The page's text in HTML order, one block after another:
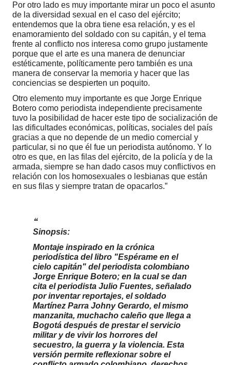
Por otro lado es muy importante mirar un poco el asunto
de la diversidad sexual en el caso del ejército;
entendemos que la obra tiene esa relación, y es el
enamoramiento del soldado con su capitán, y el tema
frente al conflicto nos interesa como grupo justamente
porque que el arte es una manera de denunciar
estéticamente, políticamente pero también es una
manera de conservar la memoria y hacer que las
conciencias se despierten un poquito.
Otro elemento muy importante es que Jorge Enrique
Botero como periodista independiente precisamente
tuvo la posibilidad de hacer este tipo de socialización de
las dificultades económicas, políticas, sociales del país
gracias a que no depende de un medio comercial y
particular, si no que él fue un periodista autónomo. Y lo
otro es que, en las filas del ejército, de la policía y de la
armada, siempre se han dado casos muy conflictivos en
relación con los homosexuales o lesbianas que están
en sus filas y siempre tratan de opacarlos.”
Sinopsis:
Montaje inspirado en la crónica
periodística del libro "Espérame en el
cielo capitán" del periodista colombiano
Jorge Enrique Botero; en la cual se dan
cita el periodista Julio Fuentes, señalado
por inventar reportajes, el soldado
Martínez Parra Johny Gerardo, el mismo
manzanita, muchacho caleño que llega a
Bogotá después de prestar el servicio
militar y de vivir los horrores del
secuestro, la guerra y la violencia. Esta
versión permite reflexionar sobre el